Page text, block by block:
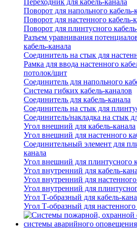
Переходник для кабель-канала
Поворот для напольного кабель-
Поворот для настенного кабель-
Поворот для плинтусного
Разъем уравнивания
кабель-канала
Соединитель на стык для
Рамка для ввода настенного
потолок/щит
Соединитель для напольного
Система гибких кабель-каналов
Соединитель для кабель-канала
Соединитель на стык для
Соединитель/накладка на стык
Угол внешний для кабель-канала
Угол внешний для настенного
Соединительный элемент для
канала
Угол внешний для плинтусного
Угол внутренний для кабель-
Угол внутренний для настенного
Угол внутренний для
Угол Т-образный для кабель-
Угол Т-образный для настенного